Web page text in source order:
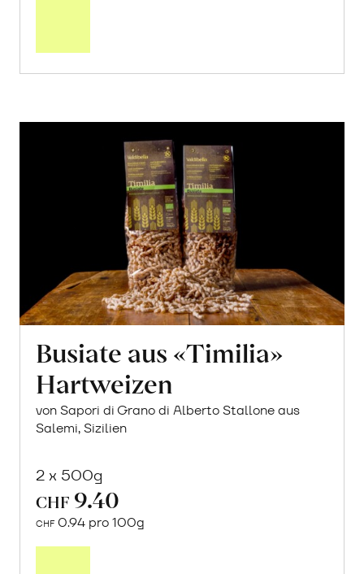
Busiate aus «Timilia»
Hartweizen
von Sapori di Grano di Alberto Stallone aus
Salemi, Sizilien
2 x 500g
CHF 9.40
CHF 0.94 pro 100g